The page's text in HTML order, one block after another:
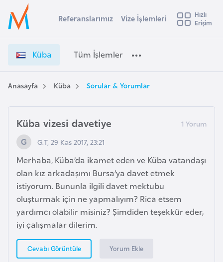
Ülke Seçimi
Başvuru yapmak istediğiniz ülkeyi seçin
Üye
Girişi
ü
a
V
e
İ
ş
l
m
l
e
r
e
Referanslarımız Vize İşlemleri
Hızlı
Erişim
Küba Tüm İşlemler
Anasayfa Küba Sorular & Yorumlar
Küba vizesi davetiye
G.T, 29 Kas 2017, 23:21
Merhaba, Küba’da ikamet eden ve Küba vatandaşı
olan kız arkadaşımı Bursa’ya davet etmek
istiyorum. Bununla ilgili davet mektubu
oluşturmak için ne yapmalıyım? Rica etsem
yardımcı olabilir misiniz? Şimdiden teşekkür eder,
iyi çalışmalar dilerim.
Cevabı Görüntüle Yorum Ekle
s
t
r
a
A
v
u
s
t
u
r
y
a
A